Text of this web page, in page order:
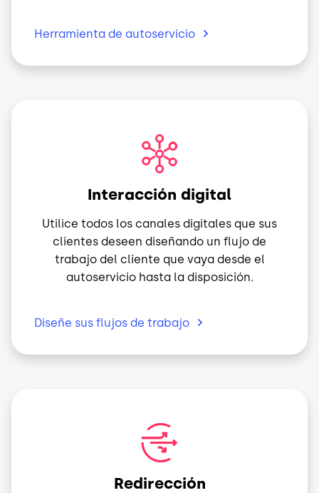
Herramienta de autoservicio
Interacción digital
Utilice todos los canales digitales que sus
clientes deseen diseñando un flujo de
trabajo del cliente que vaya desde el
autoservicio hasta la disposición.
Diseñe sus flujos de trabajo
Redirección